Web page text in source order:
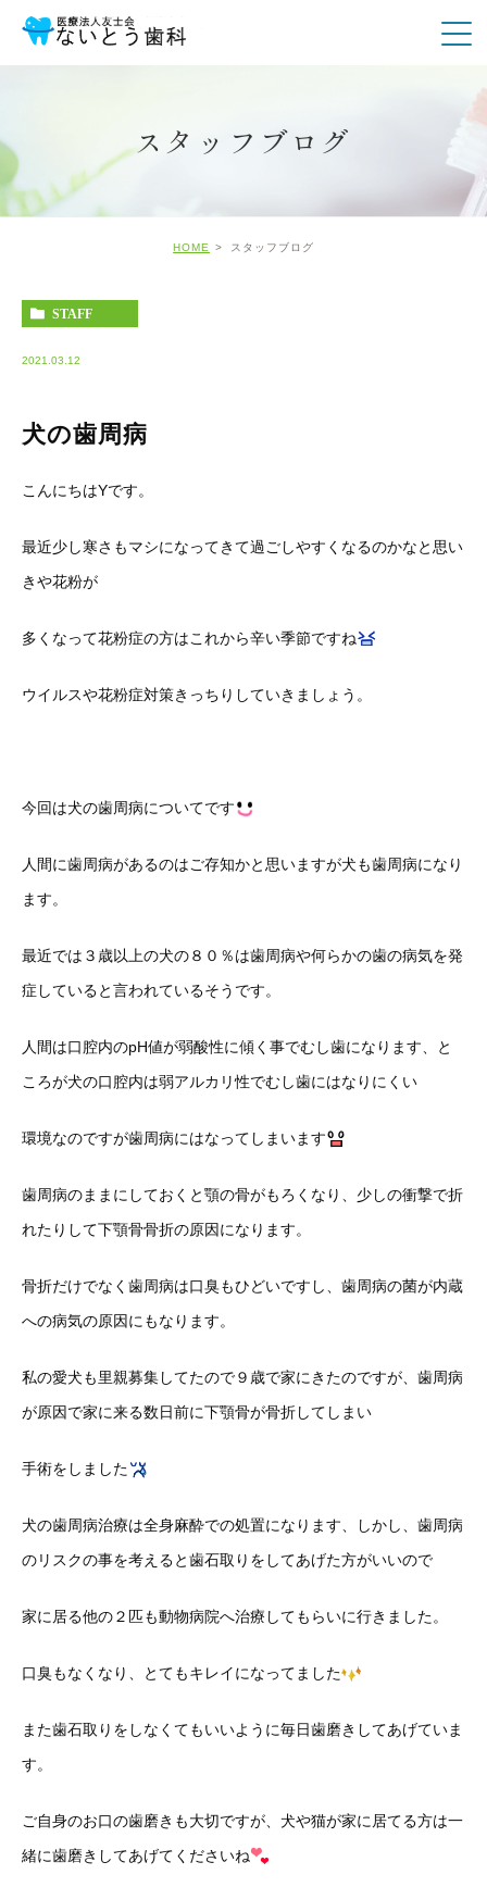
スタッフブログ
HOME スタッフブログ
STAFF
2021.03.12
犬の歯周病
こんにちはYです。
最近少し寒さもマシになってきて過ごしやすくなるのかなと思い
きや花粉が
多くなって花粉症の方はこれから辛い季節ですね
ウイルスや花粉症対策きっちりしていきましょう。
今回は犬の歯周病についてです
人間に歯周病があるのはご存知かと思いますが犬も歯周病になり
ます。
最近では３歳以上の犬の８０％は歯周病や何らかの歯の病気を発
症していると言われているそうです。
人間は口腔内のpH値が弱酸性に傾く事でむし歯になります、と
ころが犬の口腔内は弱アルカリ性でむし歯にはなりにくい
環境なのですが歯周病にはなってしまいます
歯周病のままにしておくと顎の骨がもろくなり、少しの衝撃で折
れたりして下顎骨骨折の原因になります。
骨折だけでなく歯周病は口臭もひどいですし、歯周病の菌が内蔵
への病気の原因にもなります。
私の愛犬も里親募集してたので９歳で家にきたのですが、歯周病
が原因で家に来る数日前に下顎骨が骨折してしまい
手術をしました
犬の歯周病治療は全身麻酔での処置になります、しかし、歯周病
のリスクの事を考えると歯石取りをしてあげた方がいいので
家に居る他の２匹も動物病院へ治療してもらいに行きました。
口臭もなくなり、とてもキレイになってました
また歯石取りをしなくてもいいように毎日歯磨きしてあげていま
す。
ご自身のお口の歯磨きも大切ですが、犬や猫が家に居てる方は一
緒に歯磨きしてあげてくださいね